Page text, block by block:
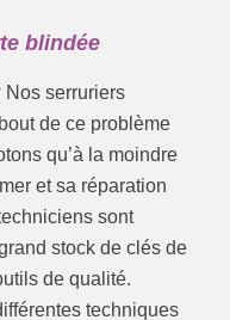
blindée
Nos serruriers
de ce problème
qu’à la moindre
et sa réparation
sont
stock de clés de
de qualité.
techniques